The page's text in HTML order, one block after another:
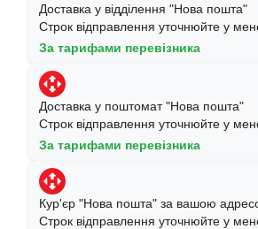
Доставка у відділення "Нова пошта"
Строк відправлення уточнюйте у
За тарифами перевізника
Доставка у поштомат "Нова пошта"
Строк відправлення уточнюйте у
За тарифами перевізника
Кур'єр "Нова пошта" за вашою
Строк відправлення уточнюйте у